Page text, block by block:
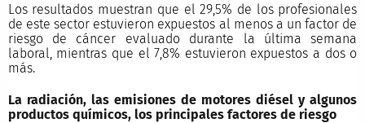
Los resultados muestran que el 29,5% de los profesionales
de este sector estuvieron expuestos al menos a un factor de
riesgo de cáncer evaluado durante la última semana
laboral, mientras que el 7,8% estuvieron expuestos a dos o
más.
La radiación, las emisiones de motores diésel y algunos
productos químicos, los principales factores de riesgo